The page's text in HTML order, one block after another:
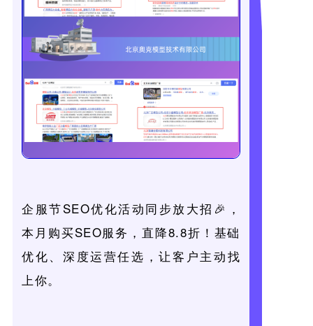
企服节SEO优化活动同步放大招🎉，
本月购买SEO服务，直降8.8折！基础
优化、深度运营任选，让客户主动找
上你。